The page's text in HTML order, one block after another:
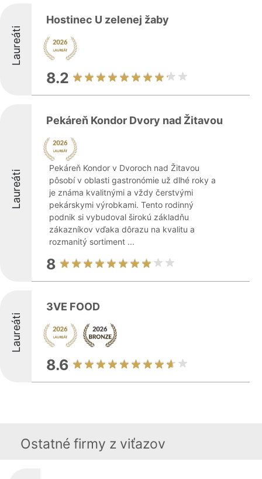
Laureáti
Hostinec U zelenej žaby
8.2
Laureáti
Pekáreň Kondor Dvory nad Žitavou
Pekáreň Kondor v Dvoroch nad Žitavou
pôsobí v oblasti gastronómie už dlhé roky a
je známa kvalitnými a vždy čerstvými
pekárskymi výrobkami. Tento rodinný
podnik si vybudoval širokú základňu
zákazníkov vďaka dôrazu na kvalitu a
rozmanitý sortiment ...
8
Laureáti
3VE FOOD
8.6
Ostatné firmy z viťazov